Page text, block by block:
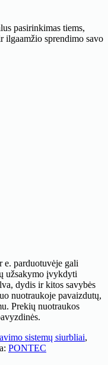
pasirinkimas tiems,
ilgaamžio sprendimo savo
e. parduotuvėje gali
užsakymo įvykdyti
dydis ir kitos savybės
nuotraukoje pavaizdutų,
Prekių nuotraukos
sistemų siurbliai,
PONTEC